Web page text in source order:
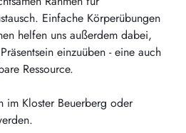
Einfache Körperübungen
helfen uns außerdem dabei,
einzuüben - eine auch
Ressource.
im Kloster Beuerberg oder